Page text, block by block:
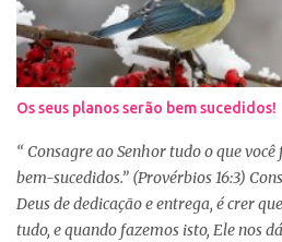
sua leitura. E quando pegamos um
começa no dia primeiro de janeiro e
no dia 20, desanimamos e acabamos
ano e assim vai... Outra situação que
vários capítulos por dia, muitas até
primeiro de janeiro, mas como não
e também com a dificuldade de
Os seus planos serão bem sucedidos!
“ Consagre ao Senhor tudo o que você
bem-sucedidos.” (Provérbios 16:3)
Deus de dedicação e entrega, é crer
tudo, e quando fazemos isto, Ele nos